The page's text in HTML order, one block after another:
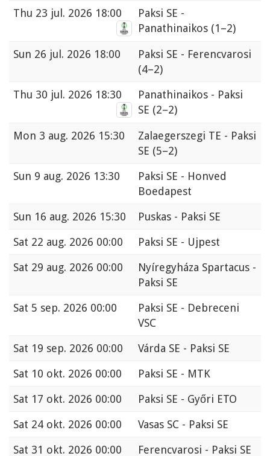
Thu 23 jul. 2026 18:00
Paksi SE -
Panathinaikos (1–2)
Sun 26 jul. 2026 18:00
Paksi SE - Ferencvarosi
(4–2)
Thu 30 jul. 2026 18:30
Panathinaikos - Paksi
SE (2–2)
Mon 3 aug. 2026 15:30
Zalaegerszegi TE - Paksi
SE (5–2)
Sun 9 aug. 2026 13:30
Paksi SE - Honved
Boedapest
Sun 16 aug. 2026 15:30
Puskas - Paksi SE
Sat 22 aug. 2026 00:00
Paksi SE - Ujpest
Sat 29 aug. 2026 00:00
Nyíregyháza Spartacus -
Paksi SE
Sat 5 sep. 2026 00:00
Paksi SE - Debreceni
VSC
Sat 19 sep. 2026 00:00
Várda SE - Paksi SE
Sat 10 okt. 2026 00:00
Paksi SE - MTK
Sat 17 okt. 2026 00:00
Paksi SE - Győri ETO
Sat 24 okt. 2026 00:00
Vasas SC - Paksi SE
Sat 31 okt. 2026 00:00 Ferencvarosi - Paksi SE